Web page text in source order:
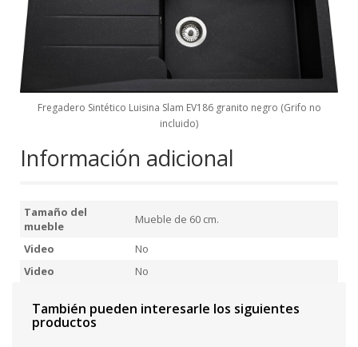
Fregadero Sintético Luisina Slam EV186 granito negro (Grifo no
incluido)
Información adicional
Tamaño del
mueble
Mueble de 60 cm.
Video
No
Video
No
También pueden interesarle los siguientes
productos